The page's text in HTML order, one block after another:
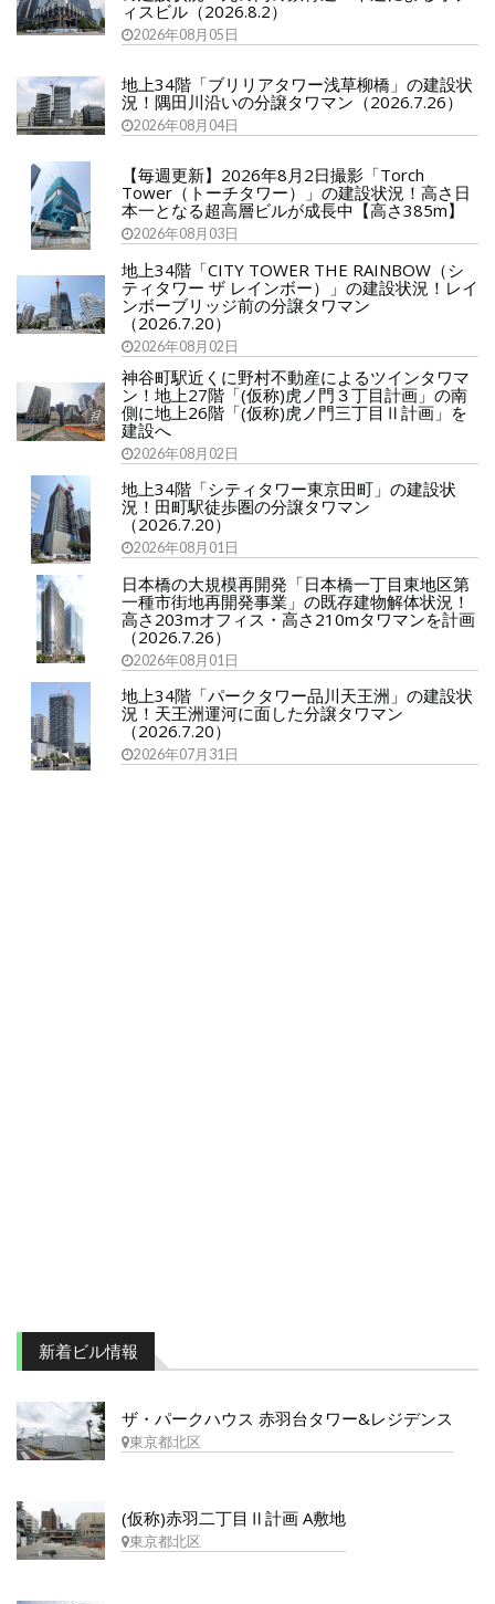
ィスビル（2026.8.2）
2026年08月05日
地上34階「ブリリアタワー浅草柳橋」の建設状
況！隅田川沿いの分譲タワマン（2026.7.26）
2026年08月04日
【毎週更新】2026年8月2日撮影「Torch
Tower（トーチタワー）」の建設状況！高さ日
本一となる超高層ビルが成長中【高さ385m】
2026年08月03日
地上34階「CITY TOWER THE RAINBOW（シ
ティタワー ザ レインボー）」の建設状況！レイ
ンボーブリッジ前の分譲タワマン
（2026.7.20）
2026年08月02日
神谷町駅近くに野村不動産によるツインタワマ
ン！地上27階「(仮称)虎ノ門３丁目計画」の南
側に地上26階「(仮称)虎ノ門三丁目Ⅱ計画」を
建設へ
2026年08月02日
地上34階「シティタワー東京田町」の建設状
況！田町駅徒歩圏の分譲タワマン
（2026.7.20）
2026年08月01日
日本橋の大規模再開発「日本橋一丁目東地区第
一種市街地再開発事業」の既存建物解体状況！
高さ203mオフィス・高さ210mタワマンを計画
（2026.7.26）
2026年08月01日
地上34階「パークタワー品川天王洲」の建設状
況！天王洲運河に面した分譲タワマン
（2026.7.20）
2026年07月31日
新着ビル情報
ザ・パークハウス 赤羽台タワー&レジデンス
東京都北区
(仮称)赤羽二丁目Ⅱ計画 A敷地
東京都北区